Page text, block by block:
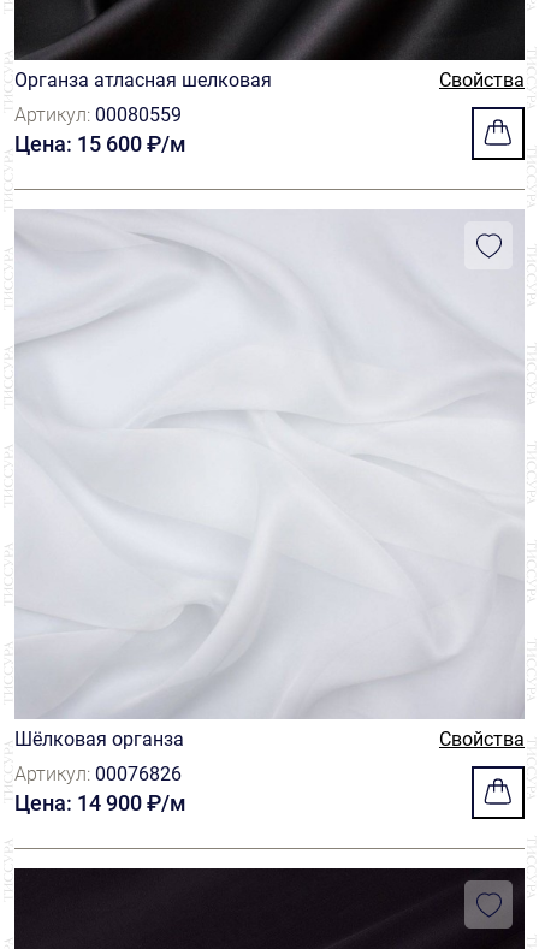
Органза атласная шелковая
Свойства
Артикул: 00080559
Цена: 15 600 ₽/м
Шёлковая органза
Свойства
Артикул: 00076826
Цена: 14 900 ₽/м